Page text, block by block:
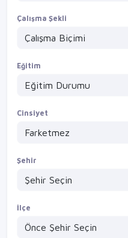
Çalışma Şekli
Eğitim
Cinsiyet
Şehir
İlçe